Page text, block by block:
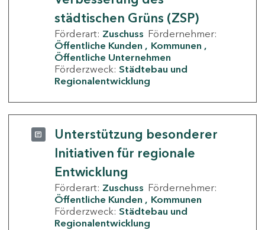
städtischen Grüns (ZSP)
Förderart: Zuschuss Fördernehmer:
Öffentliche Kunden
Kommunen
Öffentliche Unternehmen
Förderzweck: Städtebau und
Regionalentwicklung
Unterstützung besonderer
Initiativen für regionale
Entwicklung
Förderart: Zuschuss Fördernehmer:
Öffentliche Kunden
Kommunen
Förderzweck: Städtebau und
Regionalentwicklung